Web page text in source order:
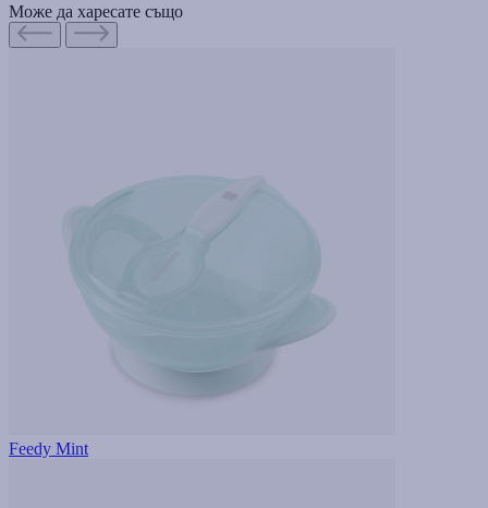
Може да харесате също
Feedy Mint